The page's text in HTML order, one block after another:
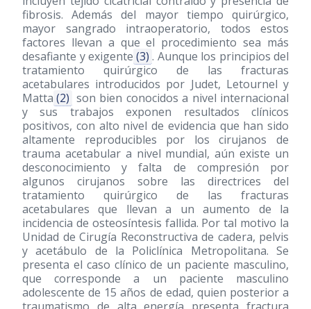
fibrosis. Además del mayor tiempo quirúrgico,
mayor sangrado intraoperatorio, todos estos
factores llevan a que el procedimiento sea más
desafiante y exigente (3) . Aunque los principios del
tratamiento quirúrgico de las fracturas
acetabulares introducidos por Judet, Letournel y
Matta (2) son bien conocidos a nivel internacional
y sus trabajos exponen resultados clínicos
positivos, con alto nivel de evidencia que han sido
altamente reproducibles por los cirujanos de
trauma acetabular a nivel mundial, aún existe un
desconocimiento y falta de compresión por
algunos cirujanos sobre las directrices del
tratamiento quirúrgico de las fracturas
acetabulares que llevan a un aumento de la
incidencia de osteosíntesis fallida. Por tal motivo la
Unidad de Cirugía Reconstructiva de cadera, pelvis
y acetábulo de la Policlínica Metropolitana. Se
presenta el caso clínico de un paciente masculino,
que corresponde a un paciente masculino
adolescente de 15 años de edad, quien posterior a